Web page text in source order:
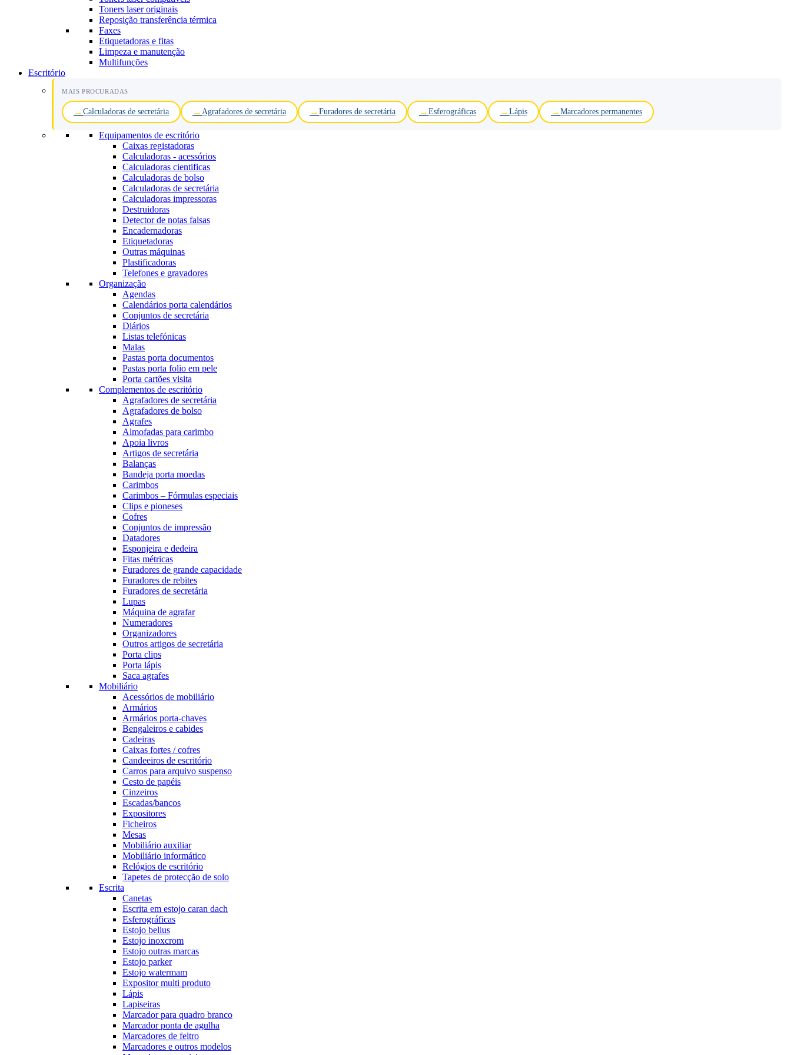
Toners laser originais
Reposição transferência térmica
Faxes
Etiquetadoras e fitas
Limpeza e manutenção
Multifunções
Escritório
MAIS PROCURADAS
Calculadoras de secretária Agrafadores de secretária Furadores de secretária Esferográficas Lápis Marcadores permanentes
Equipamentos de escritório
Caixas registadoras
Calculadoras - acessórios
Calculadoras cientificas
Calculadoras de bolso
Calculadoras de secretária
Calculadoras impressoras
Destruidoras
Detector de notas falsas
Encadernadoras
Etiquetadoras
Outras máquinas
Plastificadoras
Telefones e gravadores
Organização
Agendas
Calendários porta calendários
Conjuntos de secretária
Diários
Listas telefónicas
Malas
Pastas porta documentos
Pastas porta folio em pele
Porta cartões visita
Complementos de escritório
Agrafadores de secretária
Agrafadores de bolso
Agrafes
Almofadas para carimbo
Apoia livros
Artigos de secretária
Balanças
Bandeja porta moedas
Carimbos
Carimbos – Fórmulas especiais
Clips e pioneses
Cofres
Conjuntos de impressão
Datadores
Esponjeira e dedeira
Fitas métricas
Furadores de grande capacidade
Furadores de rebites
Furadores de secretária
Lupas
Máquina de agrafar
Numeradores
Organizadores
Outros artigos de secretária
Porta clips
Porta lápis
Saca agrafes
Mobiliário
Acessórios de mobiliário
Armários
Armários porta-chaves
Bengaleiros e cabides
Cadeiras
Caixas fortes / cofres
Candeeiros de escritório
Carros para arquivo suspenso
Cesto de papéis
Cinzeiros
Escadas/bancos
Expositores
Ficheiros
Mesas
Mobiliário auxiliar
Mobiliário informático
Relógios de escritório
Tapetes de protecção de solo
Escrita
Canetas
Escrita em estojo caran dach
Esferográficas
Estojo belius
Estojo inoxcrom
Estojo outras marcas
Estojo parker
Estojo watermam
Expositor multi produto
Lápis
Lapiseiras
Marcador para quadro branco
Marcador ponta de agulha
Marcadores de feltro
Marcadores e outros modelos